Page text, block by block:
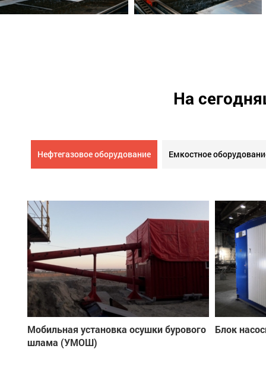
На
Нефтегазовое оборудование Емкостное
Мобильная установка осушки бурового
шлама (УМОШ)
Блок